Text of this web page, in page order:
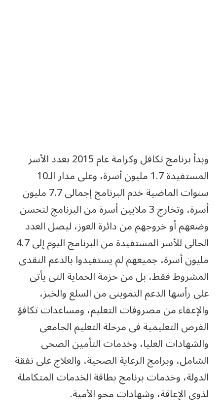
وبدأ برنامج تكافل وكرامة عام 2015 بعدد الأسر
المستفيدة 1.7 مليون أسرة، وعلى مدار الـ10
سنوات الماضية خدم البرنامج إجمالى 7.7 مليون
أسرة، وتخارج 3 ملايين أسرة من البرنامج لتحسن
وضعهم أو خروجهم من دائرة العوز، ليصل العدد
الحالى للأسر المستفيدة من البرنامج اليوم إلى 4.7
مليون أسرة، جميعهم لم يستفيدوا بالدعم النقدى
المشروط فقط، بل من حزمة الحماية التى يأتى
على رأسها الدعم التموينى من السلع والخبز،
والإعفاء من مصروفات التعليم، ومساعدات تكافؤ
الفرص التعليمية فى مرحلة التعليم الجامعى
والشهادات العليا، وخدمات التأمين الصحى
الشامل، وبرامج الرعاية الصحية، والعلاج على نفقة
الدولة، وخدمات برنامج بطاقة الخدمات المتكاملة
لذوى الإعاقة، وشهادات محو الأمية.